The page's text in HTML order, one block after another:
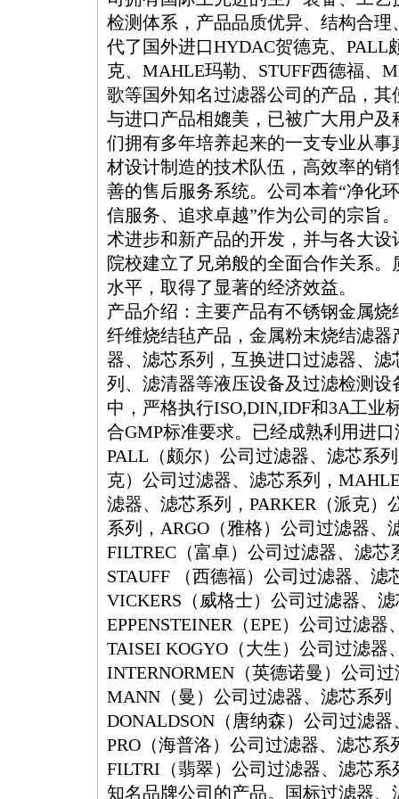
检测体系，产品品质优异、结构合理
代了国外进口HYDAC贺德克、PALL
克、MAHLE玛勒、STUFF西德福、
歌等国外知名过滤器公司的产品，其
与进口产品相媲美，已被广大用户及
们拥有多年培养起来的一支专业从事
材设计制造的技术队伍，高效率的销
善的售后服务系统。公司本着“净化
信服务、追求卓越”作为公司的宗旨
术进步和新产品的开发，并与各大设
院校建立了兄弟般的全面合作关系。
水平，取得了显著的经济效益。
产品介绍：主要产品有不锈钢金属烧
纤维烧结毡产品，金属粉末烧结滤器
器、滤芯系列，互换进口过滤器、滤
列、滤清器等液压设备及过滤检测设
中，严格执行ISO,DIN,IDF和3A工业
合GMP标准要求。已经成熟利用进
PALL（颇尔）公司过滤器、滤芯系
克）公司过滤器、滤芯系列，
滤器、滤芯系列，PARKER（派克）
系列，ARGO（雅格）公司过滤器、
FILTREC（富卓）公司过滤器、滤芯
STAUFF （西德福）公司过滤器、滤
VICKERS（威格士）公司过滤器、
EPPENSTEINER（EPE）公司过滤器
TAISEI KOGYO（大生）公司过滤器
INTERNORMEN（英德诺曼）公司
MANN（曼）公司过滤器、滤芯系列
DONALDSON（唐纳森）公司过滤
PRO（海普洛）公司过滤器、滤芯系
FILTRI（翡翠）公司过滤器、滤芯系
知名品牌公司的产品。国标过滤器、